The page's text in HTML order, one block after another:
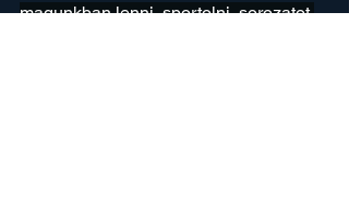
magunkban lenni, sportolni, sorozatot